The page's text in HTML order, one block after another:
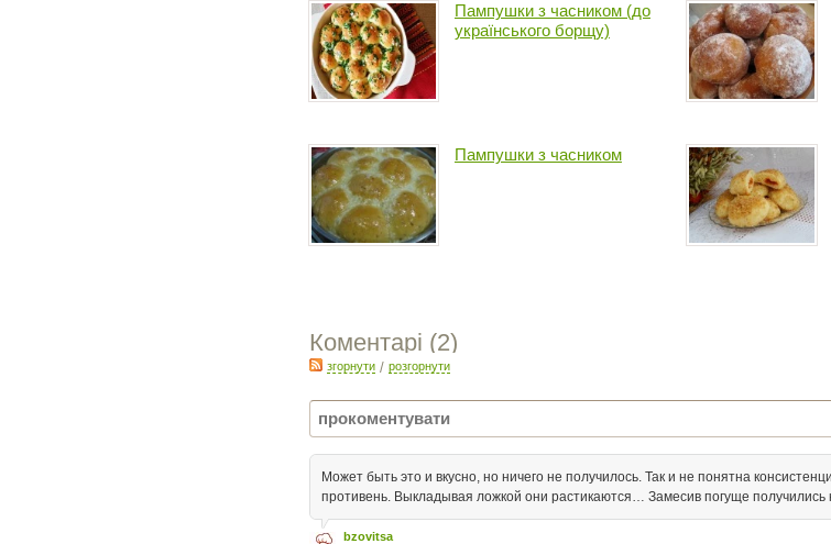
Пампушки з часником (до
українського борщу)
Пампушки з часником
Коментарі (2)
згорнути/ розгорнути
Может быть это и вкусно, но ничего не получилось. Так и не понятна
противень. Выкладывая ложкой они растикаются… Замесив погуще получились
bzovitsa